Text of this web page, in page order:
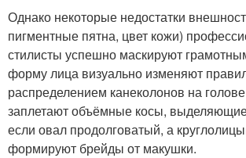
Однако некоторые недостатки
пигментные пятна, цвет кожи)
стилисты успешно маскируют
форму лица визуально изменяют
распределением канеколонов на
заплетают объёмные косы,
если овал продолговатый, а
формируют брейды от макушки.